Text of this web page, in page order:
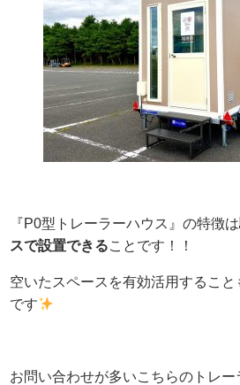
『P0型トレーラーハウス』の特徴は
スで設置できることです！！
空いたスペースを有効活用すること
です
お問い合わせが多いこちらのトレ